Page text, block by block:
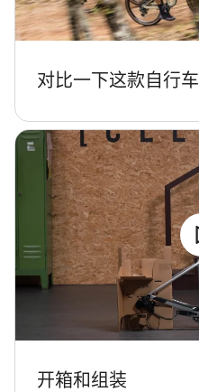
对比一下这款自行车
开箱和组装